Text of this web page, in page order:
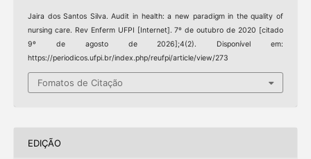
Jaira dos Santos Silva. Audit in health: a new paradigm in the quality of
nursing care. Rev Enferm UFPI [Internet]. 7º de outubro de 2020 [citado
9º de agosto de 2026];4(2). Disponível em:
https://periodicos.ufpi.br/index.php/reufpi/article/view/273
Fomatos de Citação
EDIÇÃO